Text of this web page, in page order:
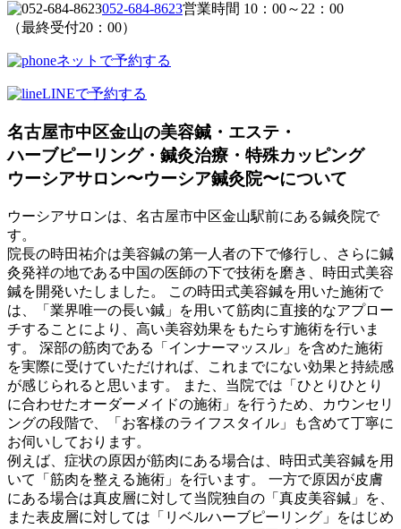
052-684-8623営業時間 10：00～22：00
（最終受付20：00）
ネットで予約する
LINEで予約する
名古屋市中区金山の美容鍼・エステ・
ハーブピーリング・鍼灸治療・特殊カッピング
ウーシアサロン〜ウーシア鍼灸院〜について
ウーシアサロンは、名古屋市中区金山駅前にある鍼灸院で
す。
院長の時田祐介は美容鍼の第一人者の下で修行し、さらに鍼
灸発祥の地である中国の医師の下で技術を磨き、時田式美容
鍼を開発いたしました。 この時田式美容鍼を用いた施術で
は、「業界唯一の長い鍼」を用いて筋肉に直接的なアプロー
チすることにより、高い美容効果をもたらす施術を行いま
す。 深部の筋肉である「インナーマッスル」を含めた施術
を実際に受けていただければ、これまでにない効果と持続感
が感じられると思います。 また、当院では「ひとりひとり
に合わせたオーダーメイドの施術」を行うため、カウンセリ
ングの段階で、「お客様のライフスタイル」も含めて丁寧に
お伺いしております。
例えば、症状の原因が筋肉にある場合は、時田式美容鍼を用
いて「筋肉を整える施術」を行います。 一方で原因が皮膚
にある場合は真皮層に対して当院独自の「真皮美容鍼」を、
また表皮層に対しては「リベルハーブピーリング」をはじめ